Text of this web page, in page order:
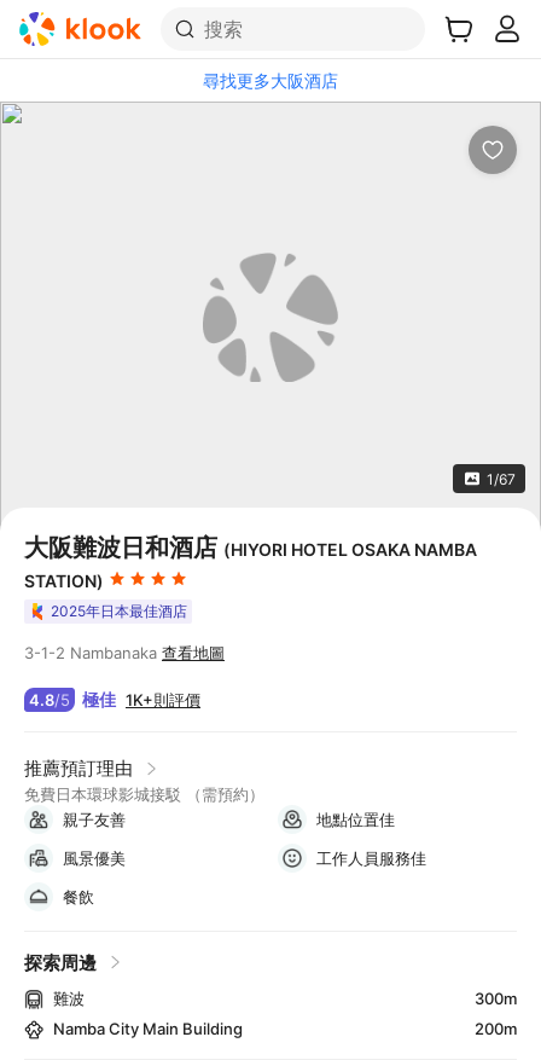
搜索
尋找更多大阪酒店
1/67
大阪難波日和酒店 (HIYORI HOTEL OSAKA NAMBA
STATION)
2025年日本最佳酒店
3-1-2 Nambanaka 查看地圖
4.8/5 極佳 1K+則評價
推薦預訂理由
免費日本環球影城接駁 （需預約）
親子友善
地點位置佳
風景優美
工作人員服務佳
餐飲
探索周邊
難波
300m
Namba City Main Building
200m